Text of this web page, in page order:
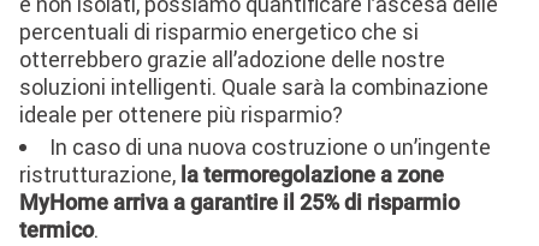
percentuali di risparmio energetico che si
otterrebbero grazie all’adozione delle nostre
soluzioni intelligenti. Quale sarà la combinazione
ideale per ottenere più risparmio?
In caso di una nuova costruzione o un’ingente
ristrutturazione, la termoregolazione a zone
MyHome arriva a garantire il 25% di risparmio
termico.